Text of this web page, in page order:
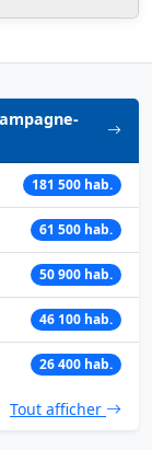
181 500 hab.
61 500 hab.
50 900 hab.
46 100 hab.
26 400 hab.
Tout afficher